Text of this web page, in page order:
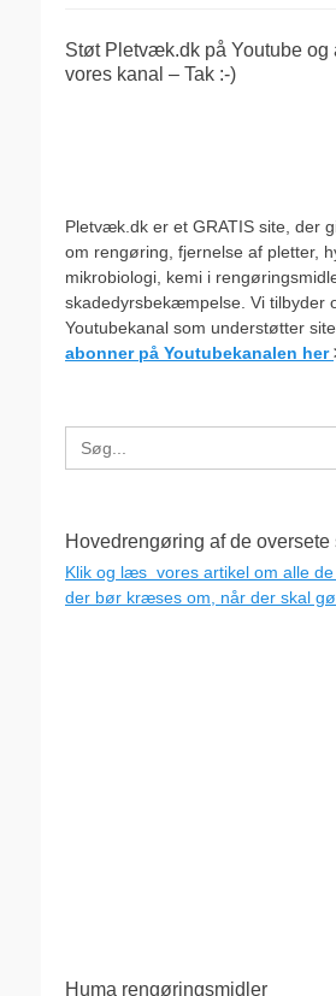
Støt Pletvæk.dk på Youtube og
vores kanal – Tak :-)
Pletvæk.dk er et GRATIS site, der
om rengøring, fjernelse af pletter,
mikrobiologi, kemi i
skadedyrsbekæmpelse. Vi tilbyder
Youtubekanal som understøtter
abonner på Youtubekanalen her
Search
for:
Hovedrengøring af de
Klik og læs vores artikel om alle de
der bør kræses om, når der skal
Huma rengøringsmidler